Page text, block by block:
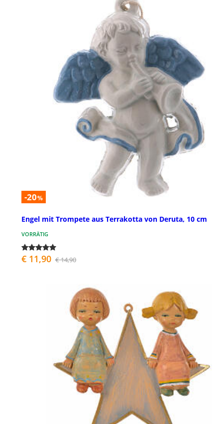
-20%
Engel mit Trompete aus Terrakotta von Deruta, 10 cm
VORRÄTIG
€ 11,90 € 14,90